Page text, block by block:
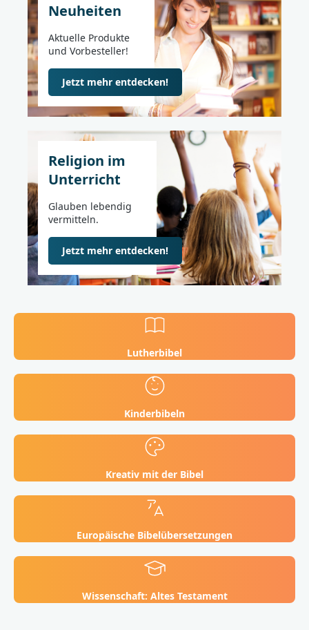
Neuheiten
Aktuelle Produkte
und Vorbesteller!
Jetzt mehr entdecken!
Religion im
Unterricht
Glauben lebendig
vermitteln.
Jetzt mehr entdecken!
Lutherbibel
Kinderbibeln
Kreativ mit der Bibel
Europäische Bibelübersetzungen
Wissenschaft: Altes Testament